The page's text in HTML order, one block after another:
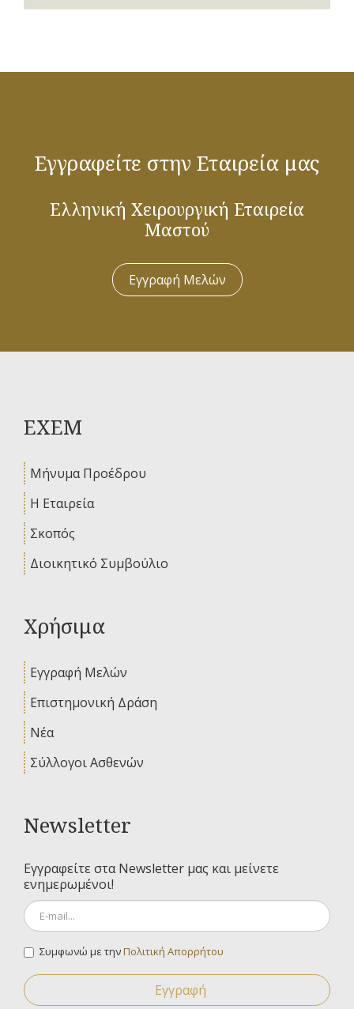
Εγγραφείτε στην Εταιρεία μας
Ελληνική Χειρουργική Εταιρεία
Μαστού
Εγγραφή Μελών
ΕΧΕΜ
Μήνυμα Προέδρου
Η Εταιρεία
Σκοπός
Διοικητικό Συμβούλιο
Χρήσιμα
Εγγραφή Μελών
Επιστημονική Δράση
Νέα
Σύλλογοι Ασθενών
Newsletter
Εγγραφείτε στα Newsletter μας και μείνετε
ενημερωμένοι!
Συμφωνώ με τηνΠολιτική Απορρήτου
Εγγραφή